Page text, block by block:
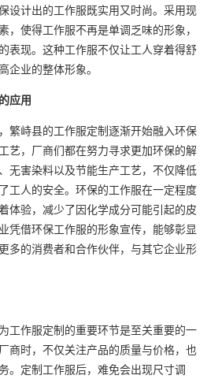
设计出的工作服既实用又时尚。采用现
，使得工作服不再是单调乏味的形象，
表现。这种工作服不仅让工人穿着得舒
企业的整体形象。
应用
繁峙县的工作服定制逐渐开始融入环保
艺，厂商们都在努力寻求更加环保的解
无害染料以及节能生产工艺，不仅降低
工人的安全。环保的工作服在一定程度
体验，减少了因化学成分可能引起的皮
凭借环保工作服的形象宣传，能够彰显
多的消费者和合作伙伴，与其它企业形
工作服定制的重要环节是至关重要的一
商时，不仅关注产品的质量与价格，也
。定制工作服后，难免会出现尺寸调